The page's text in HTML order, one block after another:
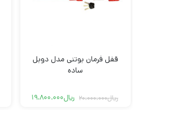
قفل فرمان بوتنی مدل دوبل
ساده
ریال20.000.000
قیمت
ریال19.800.000
قیمت